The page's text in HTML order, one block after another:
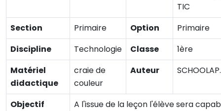
TIC
Section
Primaire Option
Primaire
Discipline
Technologie Classe
1ère
Matériel
didactique
craie de
couleur
Auteur
Objectif
A l'issue de la leçon l'élève sera